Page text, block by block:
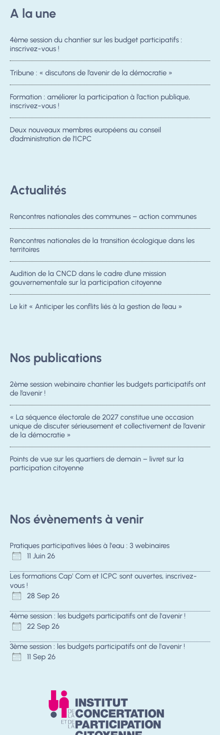
A la une
4ème session du chantier sur les budget participatifs :
inscrivez-vous !
Tribune : « discutons de l’avenir de la démocratie »
Formation : améliorer la participation à l’action publique,
inscrivez-vous !
Deux nouveaux membres européens au conseil
d’administration de l’ICPC
Actualités
Rencontres nationales des communes – action communes
Rencontres nationales de la transition écologique dans les
territoires
Audition de la CNCD dans le cadre d’une mission
gouvernementale sur la participation citoyenne
Le kit « Anticiper les conflits liés à la gestion de l’eau »
Nos publications
2ème session webinaire chantier les budgets participatifs ont
de l’avenir !
« La séquence électorale de 2027 constitue une occasion
unique de discuter sérieusement et collectivement de l’avenir
de la démocratie »
Points de vue sur les quartiers de demain – livret sur la
participation citoyenne
Nos évènements à venir
Pratiques participatives liées à l'eau : 3 webinaires
11 Juin 26
Les formations Cap' Com et ICPC sont ouvertes, inscrivez-
vous !
28 Sep 26
4ème session : les budgets participatifs ont de l'avenir !
22 Sep 26
3ème session : les budgets participatifs ont de l'avenir !
11 Sep 26